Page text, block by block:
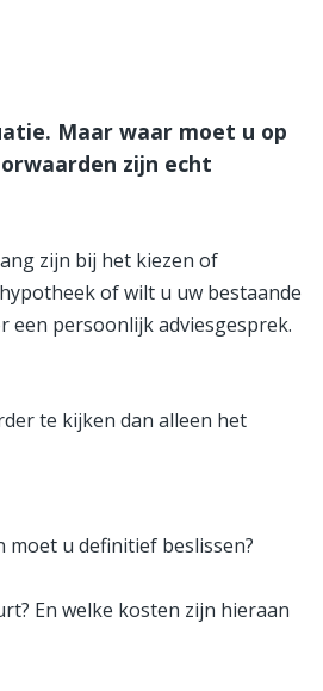
Maar waar moet u op
zijn echt
zijn bij het kiezen of
of wilt u uw bestaande
een persoonlijk adviesgesprek.
te kijken dan alleen het
u definitief beslissen?
En welke kosten zijn hieraan